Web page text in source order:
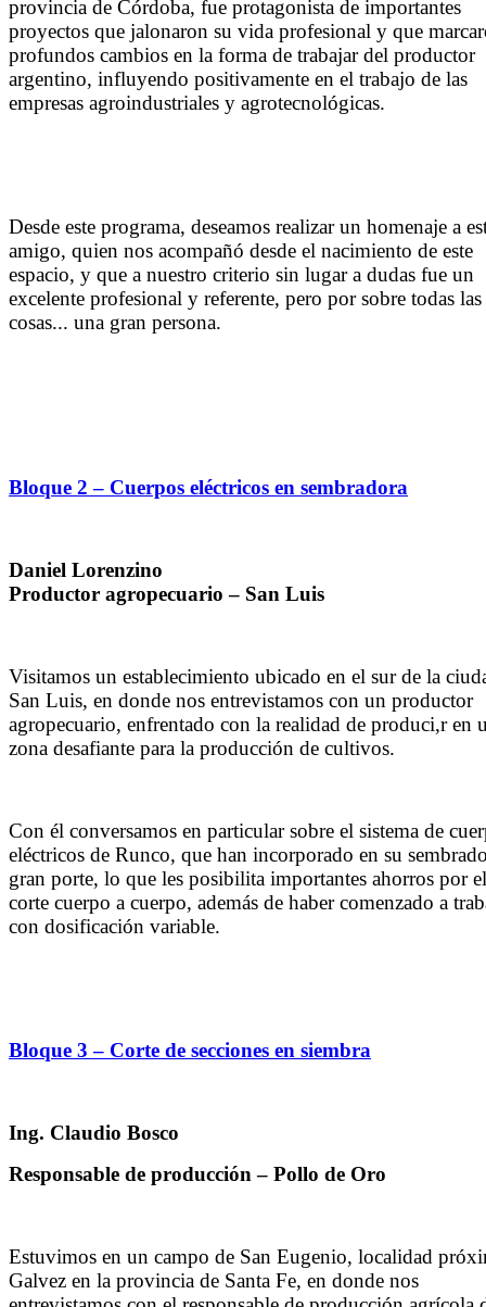
provincia de Córdoba, fue protagonista de importantes
proyectos que jalonaron su vida profesional y que
profundos cambios en la forma de trabajar del productor
argentino, influyendo positivamente en el trabajo de las
empresas agroindustriales y agrotecnológicas.
Desde este programa, deseamos realizar un homenaje a
amigo, quien nos acompañó desde el nacimiento de este
espacio, y que a nuestro criterio sin lugar a dudas fue un
excelente profesional y referente, pero por sobre todas las
cosas... una gran persona.
Bloque 2 – Cuerpos eléctricos en sembradora
Daniel Lorenzino
Productor agropecuario – San Luis
Visitamos un establecimiento ubicado en el sur de la
San Luis, en donde nos entrevistamos con un productor
agropecuario, enfrentado con la realidad de produci,r en
zona desafiante para la producción de cultivos.
Con él conversamos en particular sobre el sistema de
eléctricos de Runco, que han incorporado en su
gran porte, lo que les posibilita importantes ahorros por el
corte cuerpo a cuerpo, además de haber comenzado a
con dosificación variable.
Bloque 3 – Corte de secciones en siembra
Ing. Claudio Bosco
Responsable de producción – Pollo de Oro
Estuvimos en un campo de San Eugenio, localidad
Galvez en la provincia de Santa Fe, en donde nos